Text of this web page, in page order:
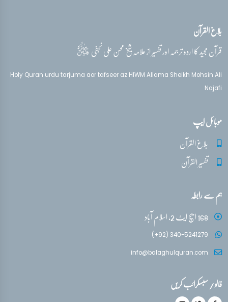
بلاغ القرآن
قرآن مجید کا اردو ترجمہ اور تفسیر از علامہ شیخ محسن علی نجفیقدس‌سره
Holy Quran urdu tarjuma aor tafseer az HIWM Allama Sheikh Mohsin Ali
Najafi
موبائل ایپ
بلاغ القرآن
تفسیر القرآن
ہم سے رابطہ
168 ایچ ایٹ 2، اسلام آباد
(+92) 340-5241279
info@balaghulquran.com
فالو / سبسکرائب کریں